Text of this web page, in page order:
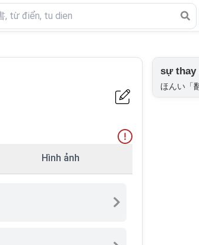
Hình ảnh
sự thay
ほんい「